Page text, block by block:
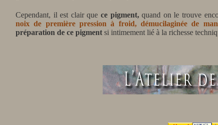
Cependant, il est clair que ce pigment,quand on le trouve
noix de première pression à froid, démucilaginée de
préparation de ce pigment si intimement lié à la richesse